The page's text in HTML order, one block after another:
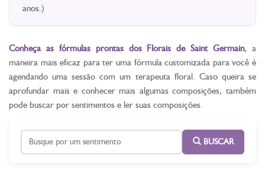
anos.)
Conheça as fórmulas prontas dos Florais de Saint Germain, a
maneira mais eficaz para ter uma fórmula customizada para você é
agendando uma sessão com um terapeuta floral. Caso queira se
aprofundar mais e conhecer mais algumas composições, também
pode buscar por sentimentos e ler suas composições.
BUSCAR